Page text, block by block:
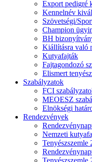
Export pedigré
Kennelnév
Szövetségi/
Champion
BH
Kiállításra való
Kutyafajták
Fajtagondozó
Elismert
Szabályzatok
FCI
MEOESZ
Elnökségi
Rendezvények
Nemzeti
Tenyészszemle
Tenyészszemle